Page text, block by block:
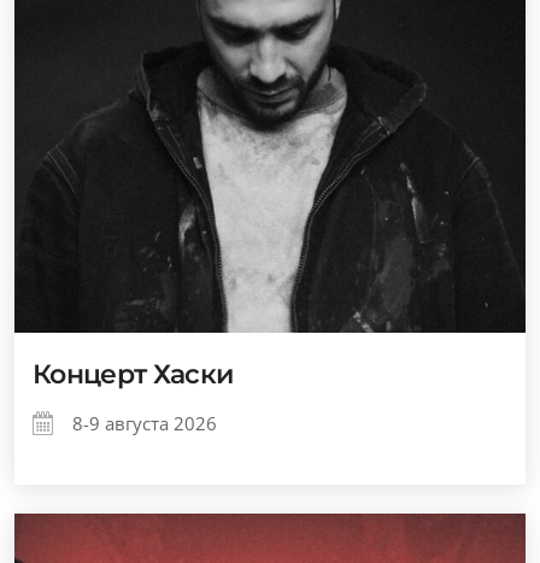
Концерт Хаски
8-9 августа 2026